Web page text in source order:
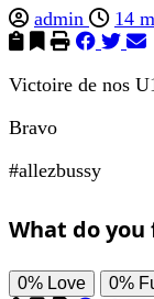
admin 14
Victoire de nos
Bravo
#allezbussy
What do
0% Love 0%